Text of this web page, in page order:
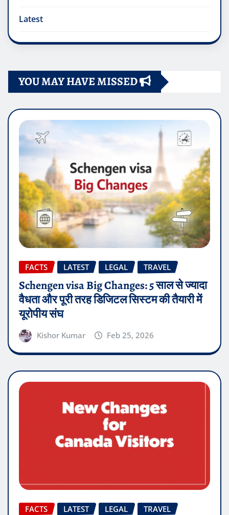
Latest
YOU MAY HAVE MISSED
FACTS LATEST LEGAL TRAVEL
Schengen visa Big Changes: 5 साल से ज्यादा
वैधता और पूरी तरह डिजिटल सिस्टम की तैयारी में
यूरोपीय संघ
Kishor Kumar Feb 25, 2026
FACTS LATEST LEGAL TRAVEL